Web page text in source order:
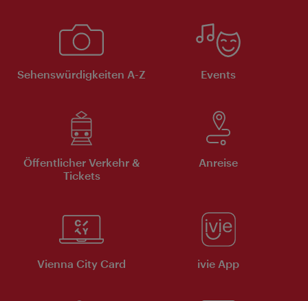
Sehenswürdigkeiten A-Z Events
Öffentlicher Verkehr &
Tickets
Anreise
Vienna City Card ivie App